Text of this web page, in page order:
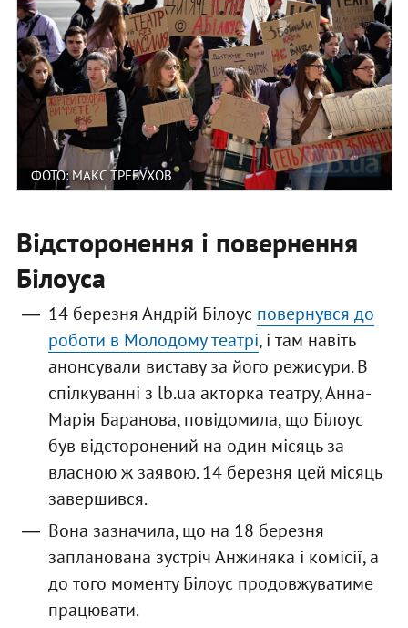
ФОТО: МАКС ТРЕБУХОВ
Відсторонення і повернення
Білоуса
14 березня Андрій Білоус повернувся до
роботи в Молодому театрі, і там навіть
анонсували виставу за його режисури. В
спілкуванні з lb.ua акторка театру, Анна-
Марія Баранова, повідомила, що Білоус
був відсторонений на один місяць за
власною ж заявою. 14 березня цей місяць
завершився.
Вона зазначила, що на 18 березня
запланована зустріч Анжиняка і комісії, а
до того моменту Білоус продовжуватиме
працювати.